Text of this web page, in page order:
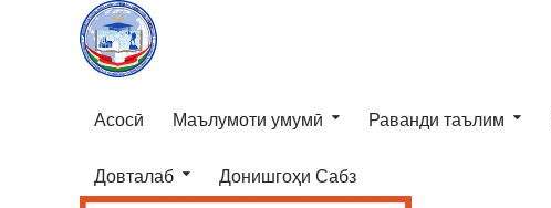
Асосӣ Маълумоти умумӣ Раванди таълим
Довталаб Донишгоҳи Сабз